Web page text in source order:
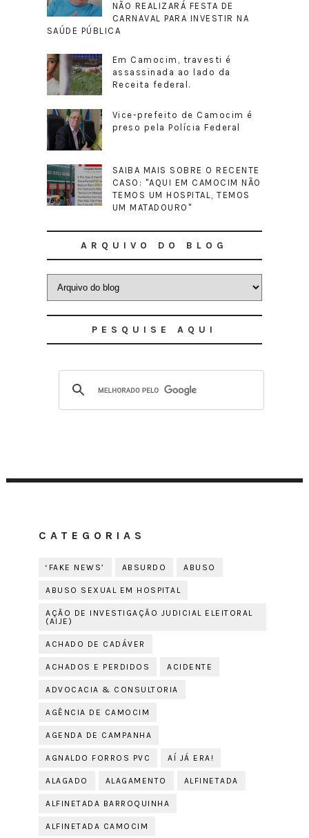
NÃO REALIZARÁ FESTA DE
CARNAVAL PARA INVESTIR NA
SAÚDE PÚBLICA
Em Camocim, travesti é
assassinada ao lado da
Receita federal.
Vice-prefeito de Camocim é
preso pela Polícia Federal
SAIBA MAIS SOBRE O RECENTE
CASO: "AQUI EM CAMOCIM NÃO
TEMOS UM HOSPITAL, TEMOS
UM MATADOURO"
ARQUIVO DO BLOG
PESQUISE AQUI
CATEGORIAS
‘FAKE NEWS’ ABSURDO ABUSO
ABUSO SEXUAL EM HOSPITAL
AÇÃO DE INVESTIGAÇÃO JUDICIAL ELEITORAL
(AIJE)
ACHADO DE CADÁVER
ACHADOS E PERDIDOS ACIDENTE
ADVOCACIA & CONSULTORIA
AGÊNCIA DE CAMOCIM
AGENDA DE CAMPANHA
AGNALDO FORROS PVC AÍ JÁ ERA!
ALAGADO ALAGAMENTO ALFINETADA
ALFINETADA BARROQUINHA
ALFINETADA CAMOCIM